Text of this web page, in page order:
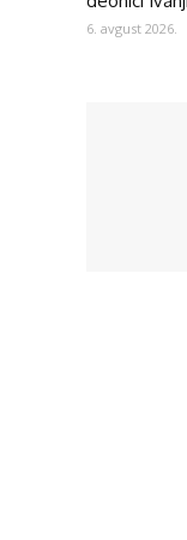
6. avgust 2026.